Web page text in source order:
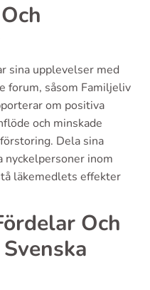
sina upplevelser med
forum, såsom Familjeliv
om positiva
och minskade
Dela sina
inom
läkemedlets effekter
Och